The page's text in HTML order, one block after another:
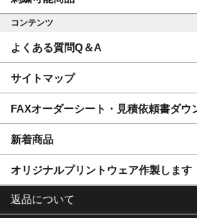
コンテンツ
よくある質問Q＆A
サイトマップ
FAXオーダーシート・見積依頼書ダウ
新着商品
オリジナルプリントウェア作製します
返品について